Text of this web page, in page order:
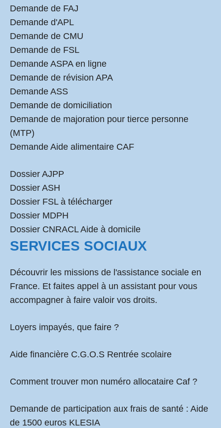
Demande de FAJ
Demande d'APL
Demande de CMU
Demande de FSL
Demande ASPA en ligne
Demande de révision APA
Demande ASS
Demande de domiciliation
Demande de majoration pour tierce personne
(MTP)
Demande Aide alimentaire CAF
Dossier AJPP
Dossier ASH
Dossier FSL à télécharger
Dossier MDPH
Dossier CNRACL Aide à domicile
SERVICES SOCIAUX
Découvrir les missions de l'assistance sociale en
France. Et faites appel à un assistant pour vous
accompagner à faire valoir vos droits.
Loyers impayés, que faire ?
Aide financière C.G.O.S Rentrée scolaire
Comment trouver mon numéro allocataire Caf ?
Demande de participation aux frais de santé : Aide
de 1500 euros KLESIA